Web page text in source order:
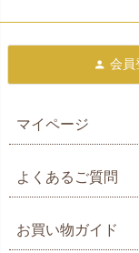
会員
マイページ
よくあるご質問
お買い物ガイド